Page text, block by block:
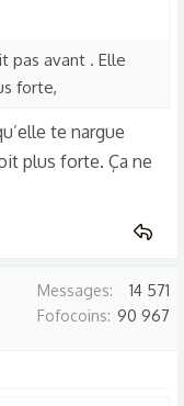
pas avant . Elle
forte,
te nargue
plus forte. Ça ne
Messages
14 571
Fofocoins 90 967